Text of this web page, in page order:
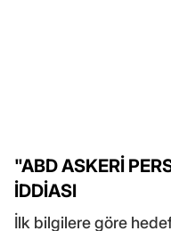
"ABD ASKERİ
İDDİASI
İlk bilgilere göre